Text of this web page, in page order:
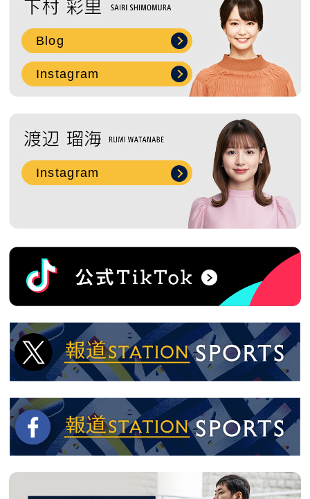
Blog
Instagram
Instagram